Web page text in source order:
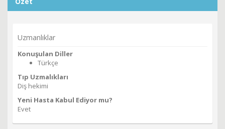
Uzmanlıklar
Konuşulan Diller
Türkçe
Tıp Uzmalıkları
Diş hekimi
Yeni Hasta Kabul Ediyor mu?
Evet